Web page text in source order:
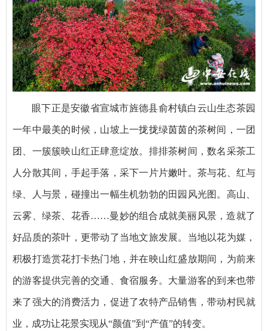
眼下正是安徽省宣城市旌德县俞村镇白云山生态茶园
一年中最美的时候，山坡上一拢拢绿茵茵的茶树间，一团
团、一簇簇映山红正肆意绽放。排排茶树间，数名采茶工
人分散其间，手起手落，采下一片片嫩叶。茶与花、红与
绿、人与景，碰撞出一幅生机勃勃的田园风光图。高山、
云雾、绿茶、花香……曼妙的组合成就美丽风景，造就了
好品质的茶叶，更带动了当地文旅发展。当地以花为媒，
积极打造赏花打卡热门地，并在映山红盛放期间，为前来
的游客提供完善的交通、食宿服务。大量游客的到来也带
来了强大的消费活力，促进了农特产品销售，带动村民就
业，成功让花景实现从“颜值”到“产值”的转变。